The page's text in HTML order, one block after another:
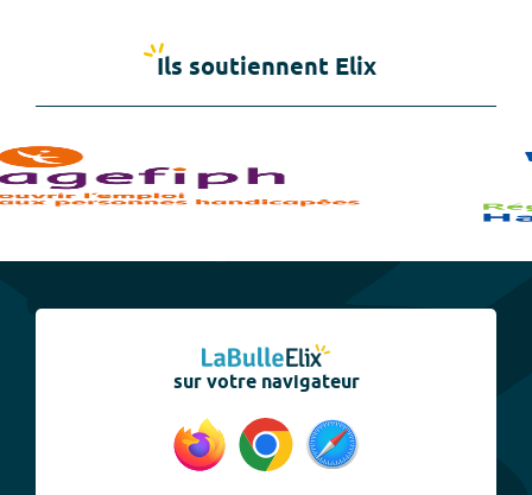
Ils soutiennent Elix
sur votre navigateur